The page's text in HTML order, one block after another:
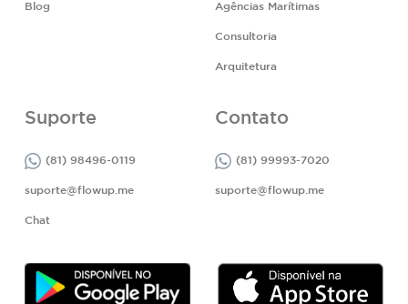
Blog Agências Marítimas
Consultoria
Arquitetura
Suporte
(81) 98496-0119
suporte@flowup.me
Chat
Contato
(81) 99993-7020
suporte@flowup.me